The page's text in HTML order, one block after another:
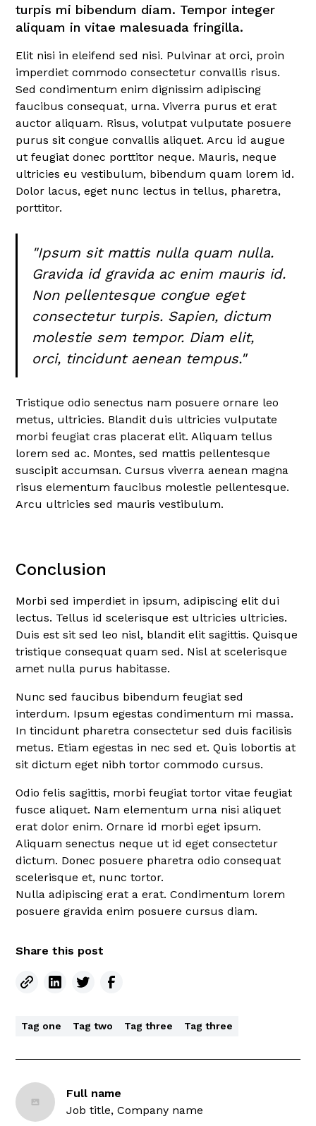
turpis mi bibendum diam. Tempor integer
aliquam in vitae malesuada fringilla.
Elit nisi in eleifend sed nisi. Pulvinar at orci, proin
imperdiet commodo consectetur convallis risus.
Sed condimentum enim dignissim adipiscing
faucibus consequat, urna. Viverra purus et erat
auctor aliquam. Risus, volutpat vulputate posuere
purus sit congue convallis aliquet. Arcu id augue
ut feugiat donec porttitor neque. Mauris, neque
ultricies eu vestibulum, bibendum quam lorem id.
Dolor lacus, eget nunc lectus in tellus, pharetra,
porttitor.
"Ipsum sit mattis nulla quam nulla.
Gravida id gravida ac enim mauris id.
Non pellentesque congue eget
consectetur turpis. Sapien, dictum
molestie sem tempor. Diam elit,
orci, tincidunt aenean tempus."
Tristique odio senectus nam posuere ornare leo
metus, ultricies. Blandit duis ultricies vulputate
morbi feugiat cras placerat elit. Aliquam tellus
lorem sed ac. Montes, sed mattis pellentesque
suscipit accumsan. Cursus viverra aenean magna
risus elementum faucibus molestie pellentesque.
Arcu ultricies sed mauris vestibulum.
Conclusion
Morbi sed imperdiet in ipsum, adipiscing elit dui
lectus. Tellus id scelerisque est ultricies ultricies.
Duis est sit sed leo nisl, blandit elit sagittis. Quisque
tristique consequat quam sed. Nisl at scelerisque
amet nulla purus habitasse.
Nunc sed faucibus bibendum feugiat sed
interdum. Ipsum egestas condimentum mi massa.
In tincidunt pharetra consectetur sed duis facilisis
metus. Etiam egestas in nec sed et. Quis lobortis at
sit dictum eget nibh tortor commodo cursus.
Odio felis sagittis, morbi feugiat tortor vitae feugiat
fusce aliquet. Nam elementum urna nisi aliquet
erat dolor enim. Ornare id morbi eget ipsum.
Aliquam senectus neque ut id eget consectetur
dictum. Donec posuere pharetra odio consequat
scelerisque et, nunc tortor.
Nulla adipiscing erat a erat. Condimentum lorem
posuere gravida enim posuere cursus diam.
Share this post
Tag one Tag two Tag three Tag three
Full name
Job title, Company name